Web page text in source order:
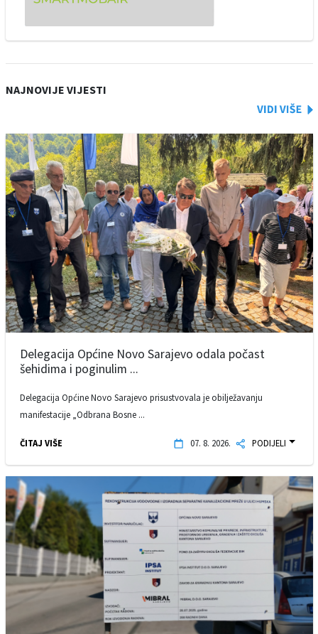
NAJNOVIJE VIJESTI
Delegacija Općine Novo Sarajevo odala počast
šehidima i poginulim ...
Delegacija Općine Novo Sarajevo prisustvovala je obilježavanju
manifestacije „Odbrana Bosne ...
ČITAJ VIŠE 07. 8. 2026. PODIJELI